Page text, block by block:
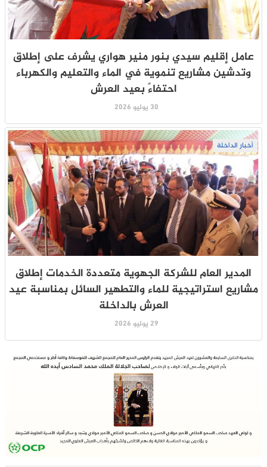
عامل إقليم سيدي بنور منير هواري يشرف على إطلاق
وتدشين مشاريع تنموية في الماء والتعليم والكهرباء
احتفاءً بعيد العرش
30 يوليو 2026
أخبار الداخلة
المدير العام للشركة الجهوية متعددة الخدمات إطلاق
مشاريع استراتيجية للماء والتطهير السائل بمناسبة عيد
العرش بالداخلة
29 يوليو 2026